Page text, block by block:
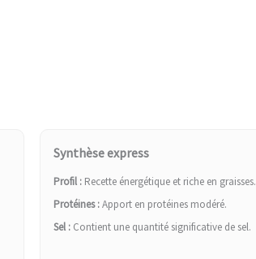
Synthèse express
Profil :Recette énergétique et riche en graisses.
Protéines :Apport en protéines modéré.
Sel :Contient une quantité significative de sel.